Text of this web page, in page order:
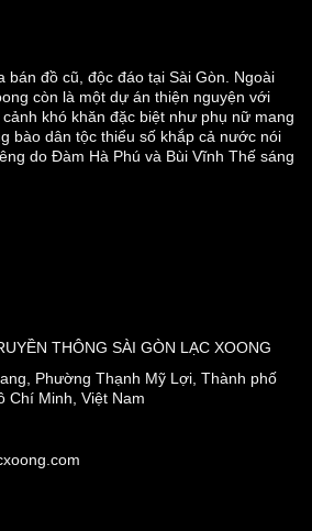
bán đồ cũ, độc đáo tại Sài Gòn. Ngoài
còn là một dự án thiện nguyện với
khó khăn đặc biệt như phụ nữ mang
bào dân tộc thiểu số khắp cả nước nói
do Đàm Hà Phú và Bùi Vĩnh Thế sáng
THÔNG SÀI GÒN LẠC XOONG
Phường Thạnh Mỹ Lợi, Thành phố
Chí Minh, Việt Nam